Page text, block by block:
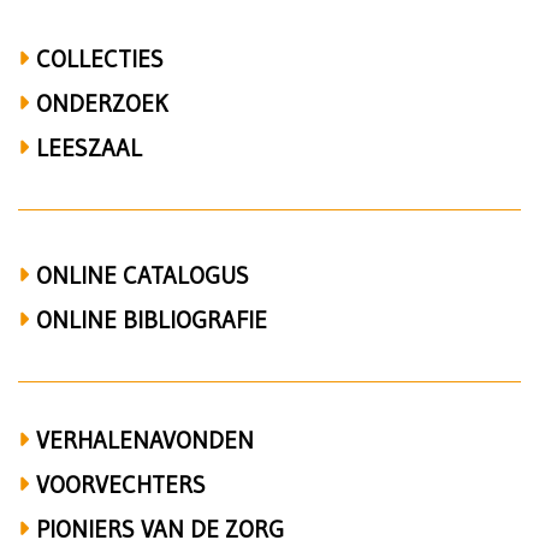
communie,
atheneum,
Brussel,
zedenleer,
Universiteit
Gent,
Humanistisch
Verbond,
Lucien
COLLECTIES
ONDERZOEK
LEESZAAL
ONLINE CATALOGUS
ONLINE BIBLIOGRAFIE
VERHALENAVONDEN
VOORVECHTERS
PIONIERS VAN DE ZORG